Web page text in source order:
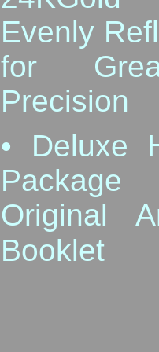
Evenly
for
Precision
• Deluxe
Original
Booklet